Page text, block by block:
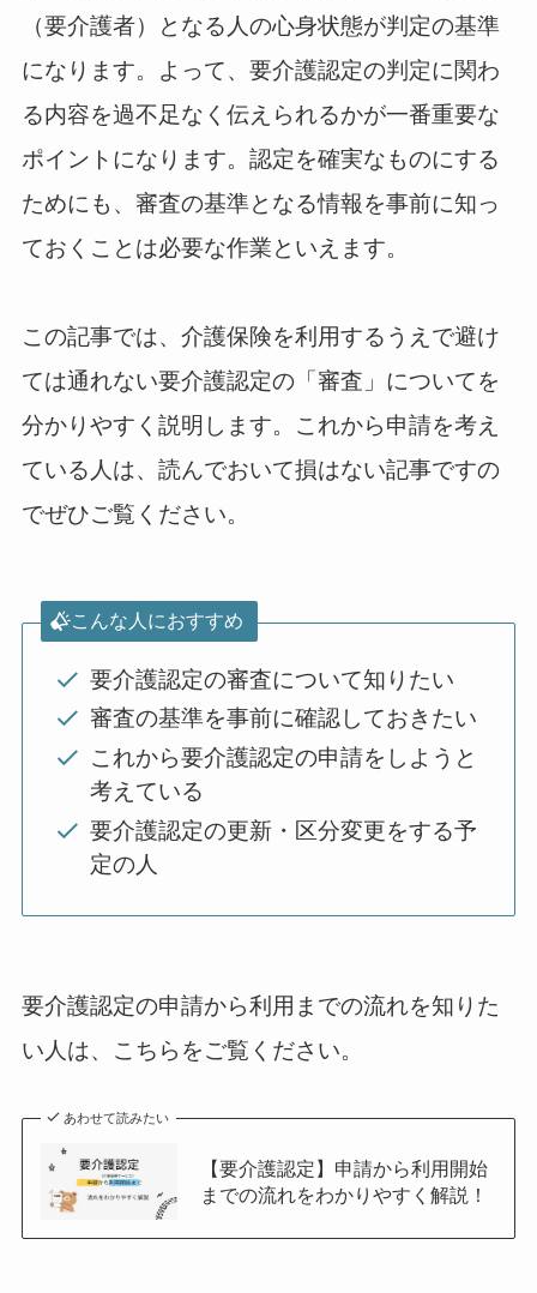
（要介護者）となる人の心身状態が判定の基準
になります。よって、要介護認定の判定に関わ
る内容を過不足なく伝えられるかが一番重要な
ポイントになります。認定を確実なものにする
ためにも、審査の基準となる情報を事前に知っ
ておくことは必要な作業といえます。
この記事では、介護保険を利用するうえで避け
ては通れない要介護認定の「審査」についてを
分かりやすく説明します。これから申請を考え
ている人は、読んでおいて損はない記事ですの
でぜひご覧ください。
こんな人におすすめ
要介護認定の審査について知りたい
審査の基準を事前に確認しておきたい
これから要介護認定の申請をしようと
考えている
要介護認定の更新・区分変更をする予
定の人
要介護認定の申請から利用までの流れを知りた
い人は、こちらをご覧ください。
あわせて読みたい
【要介護認定】申請から利用開始
までの流れをわかりやすく解説！